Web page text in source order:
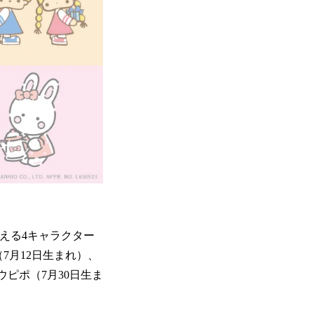
る4キャラクター
12日生まれ）、
ピポ（7月30日生ま